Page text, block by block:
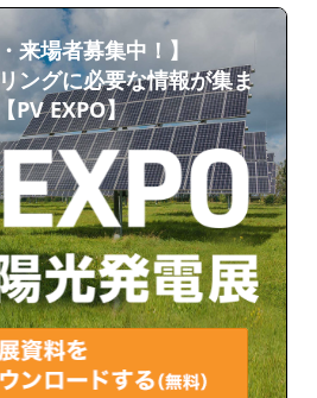
来場者募集中！】
ングに必要な情報が集ま
PV EXPO】